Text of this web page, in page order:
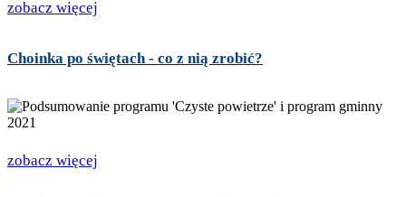
zobacz więcej
Choinka po świętach - co z nią zrobić?
zobacz więcej